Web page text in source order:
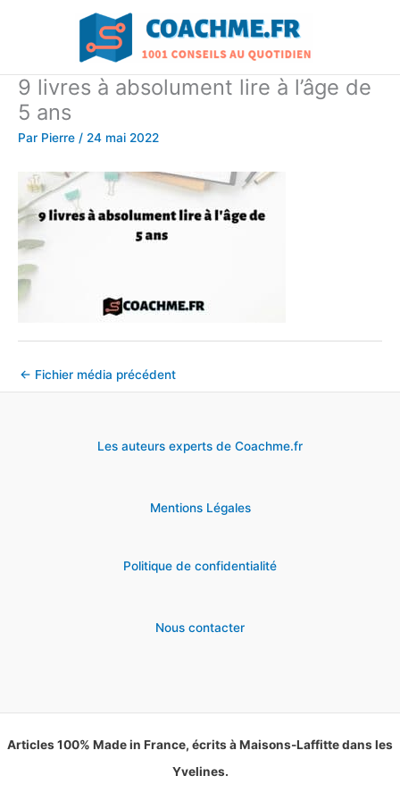
9 livres à absolument lire à l’âge de
5 ans
Par Pierre / 24 mai 2022
← Fichier média précédent
Les auteurs experts de Coachme.fr
Mentions Légales
Politique de confidentialité
Nous contacter
Articles 100% Made in France, écrits à Maisons-Laffitte dans les
Yvelines.